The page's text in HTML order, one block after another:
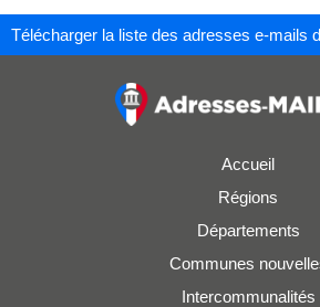
Télécharger la liste des adresses e-mails
Accueil
Régions
Départements
Communes
Intercommunalités